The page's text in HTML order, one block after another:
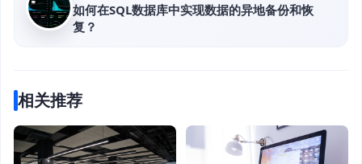
如何在SQL数据库中实现数据的异地备份和恢
复？
相关推荐